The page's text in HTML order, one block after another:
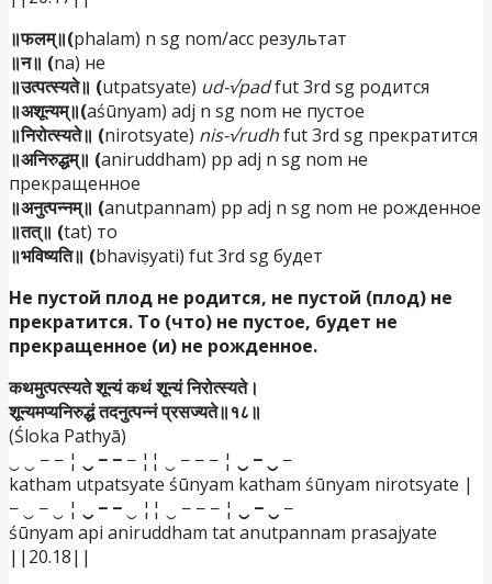
॥फलम्॥(phalam) n sg nom/acc результат
॥न॥ (na) не
॥उत्पत्स्यते॥ (utpatsyate) ud-√padfut 3rd sg родится
॥अशून्यम्॥(aśūnyam) adj n sg nom не пустое
॥निरोत्स्यते॥ (nirotsyate) nis-√rudhfut 3rd sg прекратится
॥अनिरुद्धम्॥ (aniruddham) pp adj n sg nom не
прекращенное
॥अनुत्पन्नम्॥ (anutpannam) pp adj n sg nom не рожденное
॥तत्॥ (tat) то
॥भविष्यति॥ (bhaviṣyati) fut 3rd sg будет
Не пустой плод не родится, не пустой (плод) не
прекратится. То (что) не пустое, будет не
прекращенное (и) не рожденное.
कथमुत्पत्स्यते शून्यं कथं शून्यं निरोत्स्यते।
शून्यमप्यनिरुद्धं तदनुत्पन्नं प्रसज्यते॥१८॥
(Śloka Pathyā)
‿ ‿ − − ¦ ‿ − − − ¦¦ ‿ − − − ¦ ‿ − ‿ −
katham utpatsyate śūnyam katham śūnyam nirotsyate |
− ‿ − ‿ ¦ ‿ − − ‿ ¦¦ ‿ − − − ¦ ‿ − ‿ −
śūnyam api aniruddham tat anutpannam prasajyate
||20.18||